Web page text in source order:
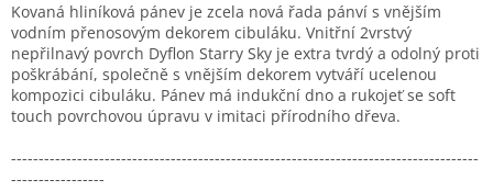
Kovaná hliníková pánev je zcela nová řada pánví s vnějším
vodním přenosovým dekorem cibuláku. Vnitřní 2vrstvý
nepřilnavý povrch Dyflon Starry Sky je extra tvrdý a odolný proti
poškrábání, společně s vnějším dekorem vytváří ucelenou
kompozici cibuláku. Pánev má indukční dno a rukojeť se soft
touch povrchovou úpravu v imitaci přírodního dřeva.
-------------------------------------------------------------------------------------
-----------------